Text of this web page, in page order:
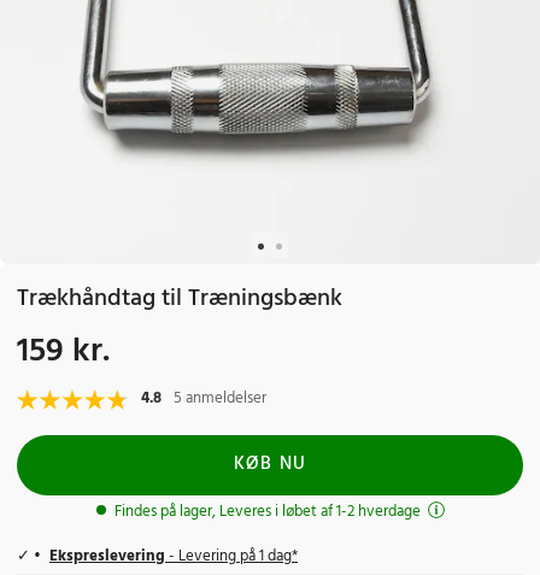
Trækhåndtag til Træningsbænk
Pris:159 kr.
159 kr.
4.8 5 anmeldelser
KØB NU
Findes på lager, Leveres i løbet af 1-2 hverdage
Ekspreslevering- Levering på 1 dag*